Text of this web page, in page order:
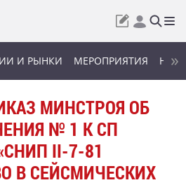
И РЫНКИ МЕРОПРИЯТИЯ
МИНСТРОЯ ОБ
№ 1 К СП
II-7-81
В СЕЙСМИЧЕСКИХ